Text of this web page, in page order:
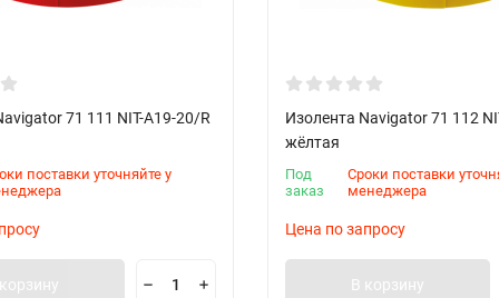
71 111 NIT-A19-20/R
поставки уточняйте у
Изолента Navigator 71 112
жёлтая
Под
заказ
Сроки поставки
менеджера
Цена по запросу
В корзину